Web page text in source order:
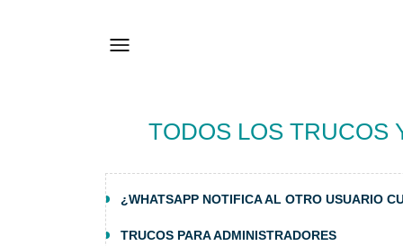
TODOS LOS TRUCOS
¿WHATSAPP NOTIFICA AL OTRO USUARIO
TRUCOS PARA ADMINISTRADORES